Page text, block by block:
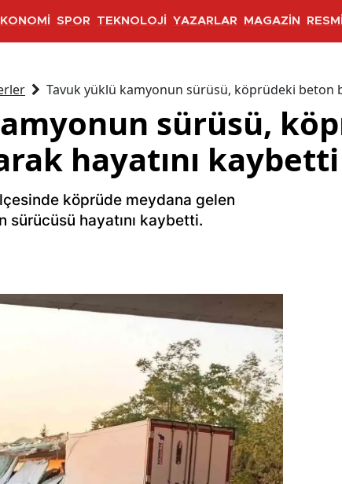
SPOR TEKNOLOJİ YAZARLAR MAGAZİN
Tavuk yüklü kamyonun sürüsü, köprüdeki beton
sürüsü,
hayatını kaybetti
köprüde meydana gelen
hayatını kaybetti.